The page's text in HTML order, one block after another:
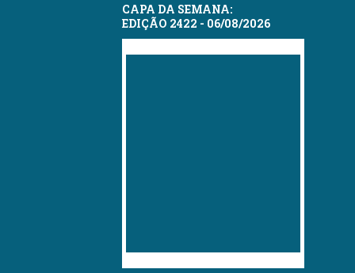
CAPA DA SEMANA:
EDIÇÃO 2422 - 06/08/2026